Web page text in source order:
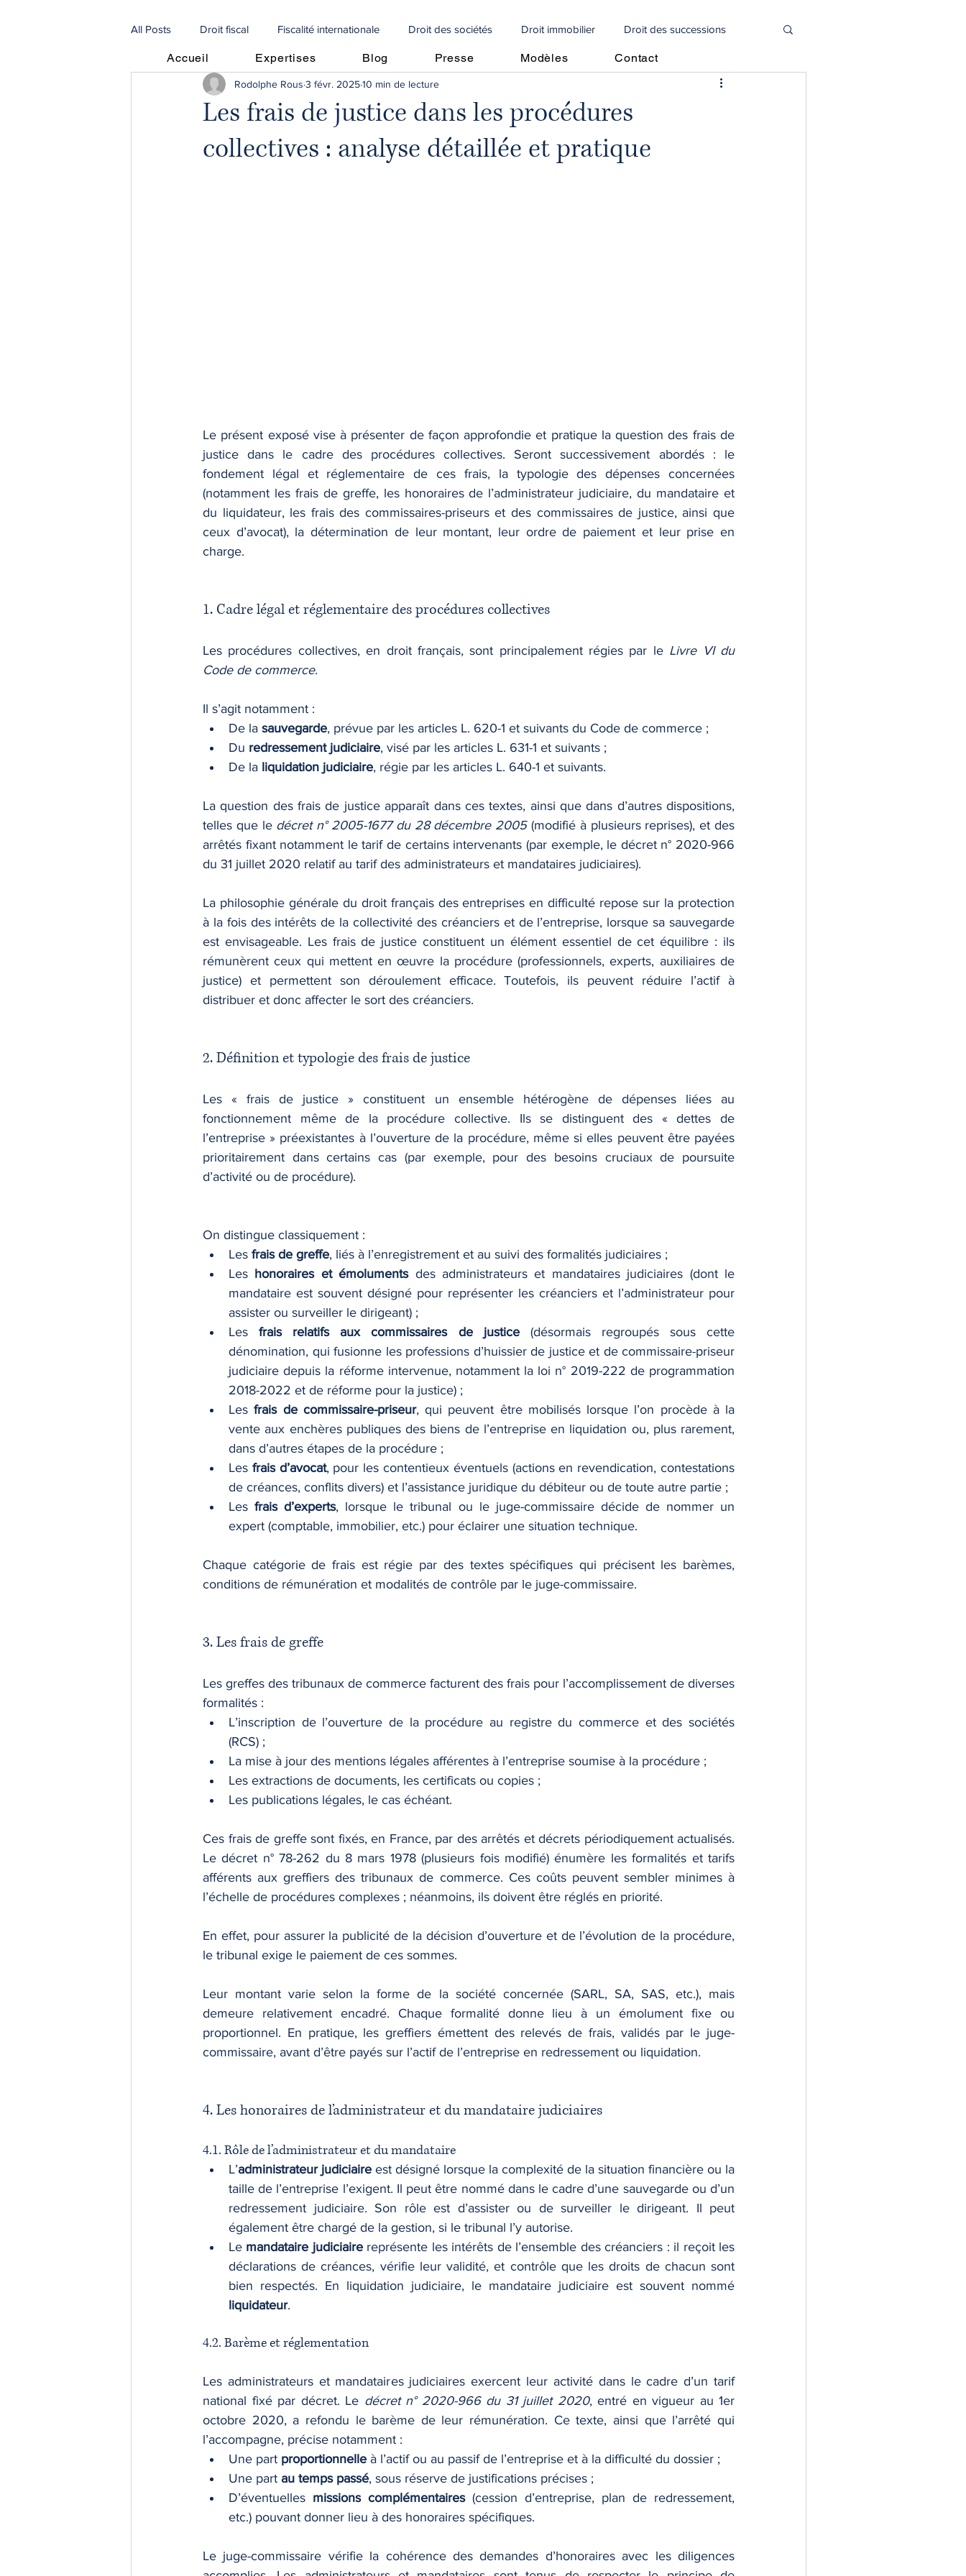
All Posts Droit fiscal Fiscalité internationale Droit des sociétés Droit immobilier Droit des successions
Procédures Droit de la famille Droit social Propriété intellectuelle Actualité juridique
🇫🇷 Articles en français 🇮🇹 Articoli in italiano 🇩🇪 Artikel auf Deutsch contrôle fiscal
Les frais de justice dans les procédures
collectives : analyse détaillée et pratique
Rodolphe Rous 3 févr. 202510 min de lecture
Le présent exposé vise à présenter de façon approfondie et pratique la question des frais de
justice dans le cadre des procédures collectives. Seront successivement abordés : le
fondement légal et réglementaire de ces frais, la typologie des dépenses concernées
(notamment les frais de greffe, les honoraires de l’administrateur judiciaire, du mandataire et
du liquidateur, les frais des commissaires-priseurs et des commissaires de justice, ainsi que
ceux d’avocat), la détermination de leur montant, leur ordre de paiement et leur prise en
charge.
1. Cadre légal et réglementaire des procédures collectives
Les procédures collectives, en droit français, sont principalement régies par le Livre VI du
Code de commerce.
Il s’agit notamment :
De la sauvegarde, prévue par les articles L. 620-1 et suivants du Code de commerce ;
Du redressement judiciaire, visé par les articles L. 631-1 et suivants ;
De la liquidation judiciaire, régie par les articles L. 640-1 et suivants.
La question des frais de justice apparaît dans ces textes, ainsi que dans d’autres dispositions,
telles que le décret n° 2005-1677 du 28 décembre 2005 (modifié à plusieurs reprises), et des
arrêtés fixant notamment le tarif de certains intervenants (par exemple, le décret n° 2020-966
du 31 juillet 2020 relatif au tarif des administrateurs et mandataires judiciaires).
La philosophie générale du droit français des entreprises en difficulté repose sur la protection
à la fois des intérêts de la collectivité des créanciers et de l’entreprise, lorsque sa sauvegarde
est envisageable. Les frais de justice constituent un élément essentiel de cet équilibre : ils
rémunèrent ceux qui mettent en œuvre la procédure (professionnels, experts, auxiliaires de
justice) et permettent son déroulement efficace. Toutefois, ils peuvent réduire l’actif à
distribuer et donc affecter le sort des créanciers.
2. Définition et typologie des frais de justice
Les « frais de justice » constituent un ensemble hétérogène de dépenses liées au
fonctionnement même de la procédure collective. Ils se distinguent des « dettes de
l’entreprise » préexistantes à l’ouverture de la procédure, même si elles peuvent être payées
prioritairement dans certains cas (par exemple, pour des besoins cruciaux de poursuite
d’activité ou de procédure).
On distingue classiquement :
Les frais de greffe, liés à l’enregistrement et au suivi des formalités judiciaires ;
Les honoraires et émoluments des administrateurs et mandataires judiciaires (dont le
mandataire est souvent désigné pour représenter les créanciers et l’administrateur pour
assister ou surveiller le dirigeant) ;
Les frais relatifs aux commissaires de justice (désormais regroupés sous cette
dénomination, qui fusionne les professions d’huissier de justice et de commissaire-priseur
judiciaire depuis la réforme intervenue, notamment la loi n° 2019-222 de programmation
2018-2022 et de réforme pour la justice) ;
Les frais de commissaire-priseur, qui peuvent être mobilisés lorsque l’on procède à la
vente aux enchères publiques des biens de l’entreprise en liquidation ou, plus rarement,
dans d’autres étapes de la procédure ;
Les frais d’avocat, pour les contentieux éventuels (actions en revendication, contestations
de créances, conflits divers) et l’assistance juridique du débiteur ou de toute autre partie ;
Les frais d’experts, lorsque le tribunal ou le juge-commissaire décide de nommer un
expert (comptable, immobilier, etc.) pour éclairer une situation technique.
Chaque catégorie de frais est régie par des textes spécifiques qui précisent les barèmes,
conditions de rémunération et modalités de contrôle par le juge-commissaire.
3. Les frais de greffe
Les greffes des tribunaux de commerce facturent des frais pour l’accomplissement de diverses
formalités :
L’inscription de l’ouverture de la procédure au registre du commerce et des sociétés
(RCS) ;
La mise à jour des mentions légales afférentes à l’entreprise soumise à la procédure ;
Les extractions de documents, les certificats ou copies ;
Les publications légales, le cas échéant.
Ces frais de greffe sont fixés, en France, par des arrêtés et décrets périodiquement actualisés.
Le décret n° 78-262 du 8 mars 1978 (plusieurs fois modifié) énumère les formalités et tarifs
afférents aux greffiers des tribunaux de commerce. Ces coûts peuvent sembler minimes à
l’échelle de procédures complexes ; néanmoins, ils doivent être réglés en priorité.
En effet, pour assurer la publicité de la décision d’ouverture et de l’évolution de la procédure,
le tribunal exige le paiement de ces sommes.
Leur montant varie selon la forme de la société concernée (SARL, SA, SAS, etc.), mais
demeure relativement encadré. Chaque formalité donne lieu à un émolument fixe ou
proportionnel. En pratique, les greffiers émettent des relevés de frais, validés par le juge-
commissaire, avant d’être payés sur l’actif de l’entreprise en redressement ou liquidation.
4. Les honoraires de l’administrateur et du mandataire judiciaires
4.1. Rôle de l’administrateur et du mandataire
L’administrateur judiciaire est désigné lorsque la complexité de la situation financière ou la
taille de l’entreprise l’exigent. Il peut être nommé dans le cadre d’une sauvegarde ou d’un
redressement judiciaire. Son rôle est d’assister ou de surveiller le dirigeant. Il peut
également être chargé de la gestion, si le tribunal l’y autorise.
Le mandataire judiciaire représente les intérêts de l’ensemble des créanciers : il reçoit les
déclarations de créances, vérifie leur validité, et contrôle que les droits de chacun sont
liquidateur.
4.2. Barème et réglementation
Les administrateurs et mandataires judiciaires exercent leur activité dans le cadre d’un tarif
national fixé par décret. Le décret n° 2020-966 du 31 juillet 2020, entré en vigueur au 1er
octobre 2020, a refondu le barème de leur rémunération. Ce texte, ainsi que l’arrêté qui
l’accompagne, précise notamment :
Une part proportionnelle à l’actif ou au passif de l’entreprise et à la difficulté du dossier ;
Une part au temps passé, sous réserve de justifications précises ;
D’éventuelles missions complémentaires (cession d’entreprise, plan de redressement,
etc.) pouvant donner lieu à des honoraires spécifiques.
Le juge-commissaire vérifie la cohérence des demandes d’honoraires avec les diligences
Accueil Expertises Blog Presse Modèles Contact